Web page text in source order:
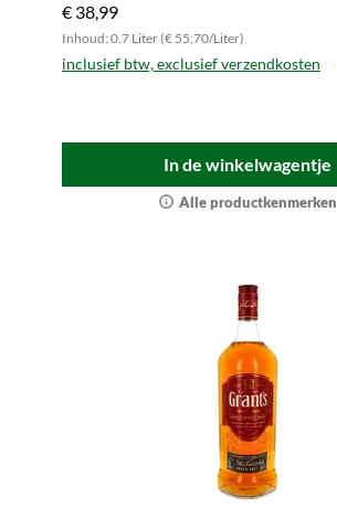
€ 38,99
Inhoud: 0.7 Liter (€ 55,70/Liter)
inclusief btw, exclusief verzendkosten
In de winkelwagentje
Alle productkenmerken